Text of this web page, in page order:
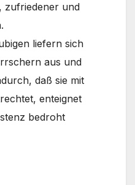
zufriedener und
liefern sich
aus und
daß sie mit
enteignet
bedroht